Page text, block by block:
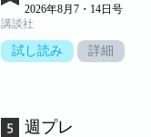
2026年8月7・14日号
講談社
試し読み 詳細
週プレ